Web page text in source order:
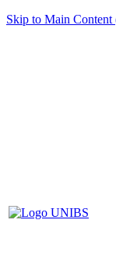
Skip to Main Content